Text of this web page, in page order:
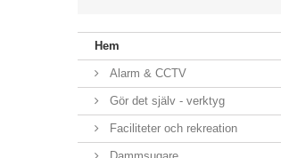
Hem
Alarm & CCTV
Gör det själv - verktyg
Faciliteter och rekreation